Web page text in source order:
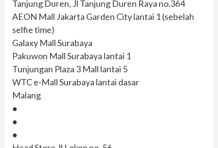
Tanjung Duren, Jl Tanjung Duren Raya no.364
AEON Mall Jakarta Garden City lantai 1 (sebelah
selfie time)
Galaxy Mall Surabaya
Pakuwon Mall Surabaya lantai 1
Tunjungan Plaza 3 Mall lantai 5
WTC e-Mall Surabaya lantai dasar
Malang
●
●
●